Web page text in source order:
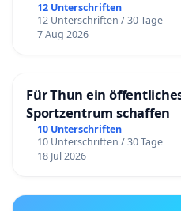
12 Unterschriften
12 Unterschriften / 30 Tage
7 Aug 2026
Für Thun ein
Sportzentrum schaffen
10 Unterschriften
10 Unterschriften / 30 Tage
18 Jul 2026